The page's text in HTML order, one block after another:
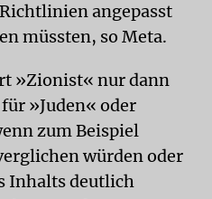
angepasst
müssten, so Meta.
»Zionist« nur dann
»Juden« oder
zum Beispiel
würden oder
Inhalts deutlich